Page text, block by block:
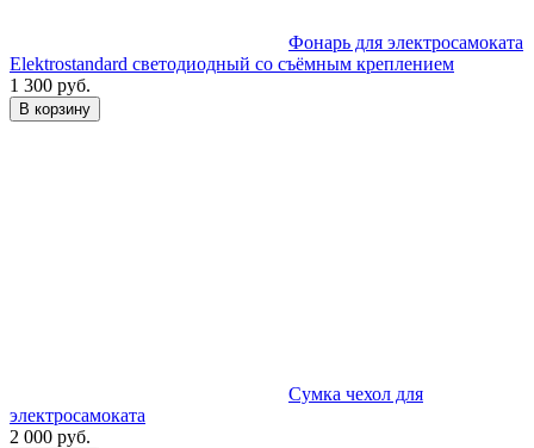
Фонарь для электросамоката
Elektrostandard светодиодный со съёмным креплением
1 300 руб.
В корзину
Cумка чехол для
электросамоката
2 000 руб.